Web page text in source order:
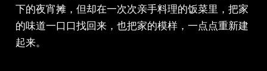
下的夜宵摊，但却在一次次亲手料理的饭菜里，把家
的味道一口口找回来，也把家的模样，一点点重新建
起来。